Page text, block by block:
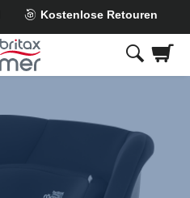
Kostenlose Retouren